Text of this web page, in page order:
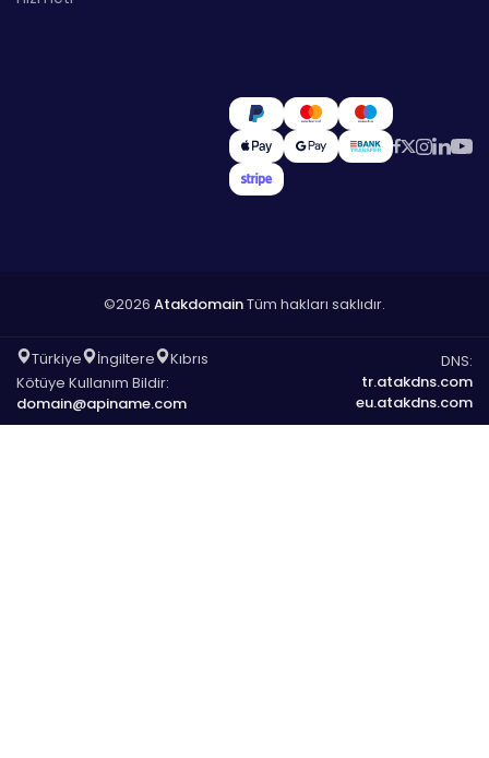
©2026 AtakdomainTüm hakları saklıdır.
Türkiye İngiltere
Kıbrıs
Kötüye Kullanım Bildir:
domain@apiname.com
DNS:
tr.atakdns.com
eu.atakdns.com